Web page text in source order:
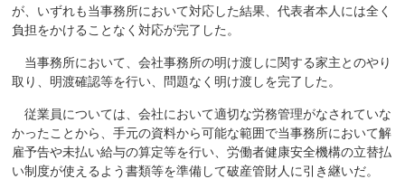
が、いずれも当事務所において対応した結果、代表者本人には全く
負担をかけることなく対応が完了した。
当事務所において、会社事務所の明け渡しに関する家主とのやり
取り、明渡確認等を行い、問題なく明け渡しを完了した。
従業員については、会社において適切な労務管理がなされていな
かったことから、手元の資料から可能な範囲で当事務所において解
雇予告や未払い給与の算定等を行い、労働者健康安全機構の立替払
い制度が使えるよう書類等を準備して破産管財人に引き継いだ。